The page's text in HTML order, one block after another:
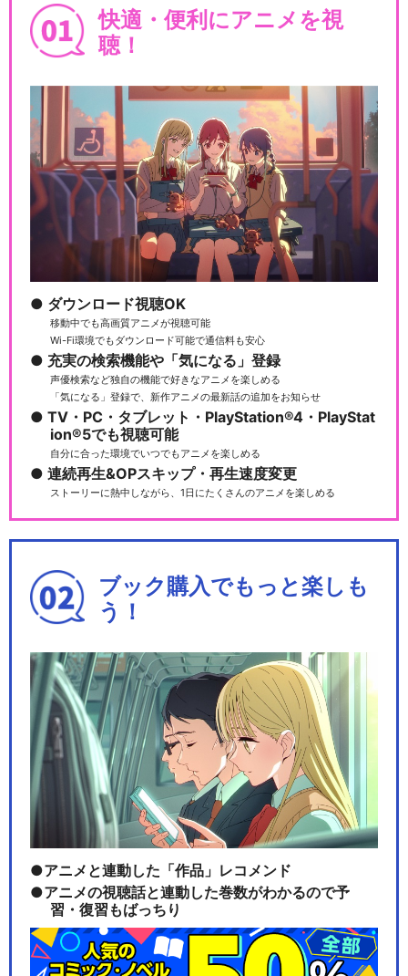
快適・便利にアニメを視
聴！
ダウンロード視聴OK
移動中でも高画質アニメが視聴可能
Wi-Fi環境でもダウンロード可能で通信料も安心
充実の検索機能や「気になる」登録
声優検索など独自の機能で好きなアニメを楽しめる
「気になる」登録で、新作アニメの最新話の追加をお知らせ
TV・PC・タブレット・PlayStation®4・PlayStat
ion®5でも視聴可能
自分に合った環境でいつでもアニメを楽しめる
連続再生&OPスキップ・再生速度変更
ストーリーに熱中しながら、1日にたくさんのアニメを楽しめる
ブック購入でもっと楽しも
う！
アニメと連動した「作品」レコメンド
アニメの視聴話と連動した巻数がわかるので予
習・復習もばっちり